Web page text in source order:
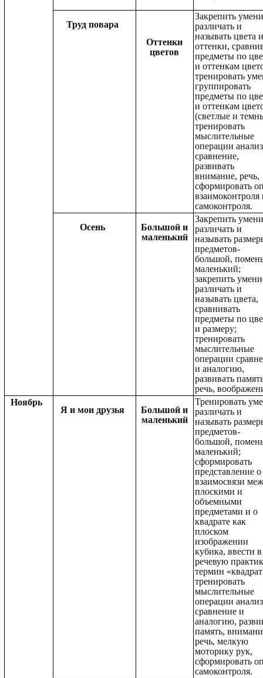
Труд повара
Оттенки
цветов
Закрепить
различать и
называть цвета и
оттенки,
предметы по
и оттенкам
тренировать
группировать
предметы по
и оттенкам
(светлые и
тренировать
мыслительные
операции
сравнение,
развивать
внимание, речь,
сформировать
взаимоконтроля
самоконтроля.
Осень
Большой и
маленький
Закрепить
различать и
называть
предметов-
большой,
маленький;
закрепить
различать и
называть цвета,
сравнивать
предметы по
и размеру;
тренировать
мыслительные
операции
и аналогию,
развивать
речь,
Ноябрь
Я и мои друзья
Большой и
маленький
Тренировать
различать и
называть
предметов-
большой,
маленький;
сформировать
представление о
взаимосвязи
плоскими и
объемными
предметами и о
квадрате как
плоском
изображении
кубика, ввести в
речевую
термин
тренировать
мыслительные
операции
сравнение и
аналогию,
память,
речь, мелкую
моторику рук,
сформировать
самоконтроля.